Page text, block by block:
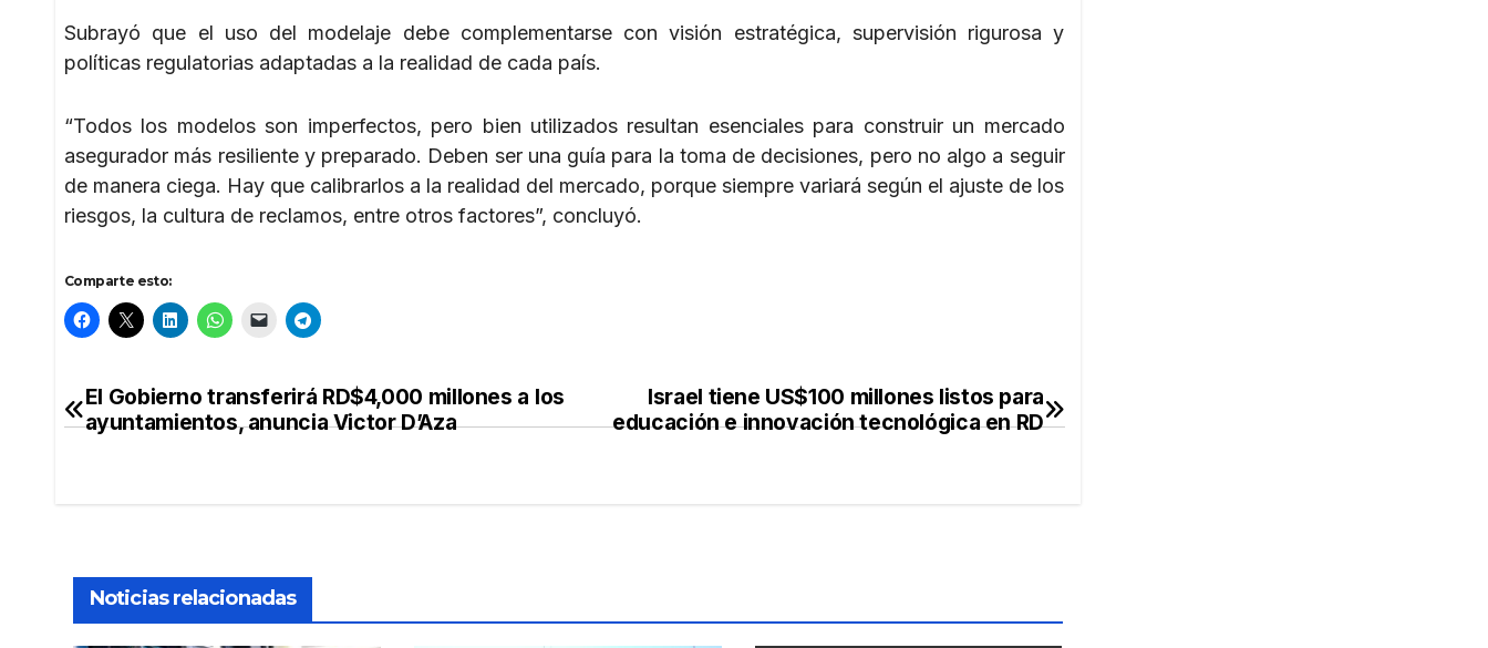
Subrayó que el uso del modelaje debe complementarse con visión estratégica, supervisión rigurosa y
políticas regulatorias adaptadas a la realidad de cada país.
“Todos los modelos son imperfectos, pero bien utilizados resultan esenciales para construir un mercado
asegurador más resiliente y preparado. Deben ser una guía para la toma de decisiones, pero no algo a seguir
de manera ciega. Hay que calibrarlos a la realidad del mercado, porque siempre variará según el ajuste de los
riesgos, la cultura de reclamos, entre otros factores”, concluyó.
Comparte esto:
Navegación
Israel tiene US$100 millones listos para
educación e innovación tecnológica en RD
El Gobierno transferirá RD$4,000 millones a los
ayuntamientos, anuncia Victor D’Aza
Noticias relacionadas